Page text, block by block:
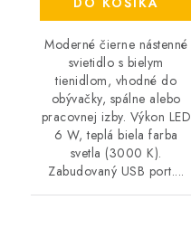
Moderné čierne nástenné
svietidlo s bielym
tienidlom, vhodné do
obývačky, spálne alebo
pracovnej izby. Výkon LED
6 W, teplá biela farba
svetla (3000 K).
Zabudovaný USB port....